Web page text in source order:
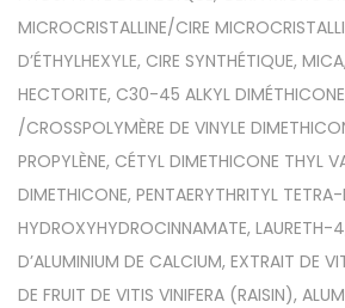
MICROCRISTALLINE/CIRE
D’ÉTHYLHEXYLE, CIRE SYNTHÉTIQUE,
HECTORITE, C30-45 ALKYL
/CROSSPOLYMÈRE DE VINYLE
PROPYLÈNE, CÉTYL DIMETHICONE THYL
DIMETHICONE, PENTAERYTHRITYL
HYDROXYHYDROCINNAMATE, LAURETH-
D’ALUMINIUM DE CALCIUM, EXTRAIT DE
DE FRUIT DE VITIS VINIFERA (RAISIN),